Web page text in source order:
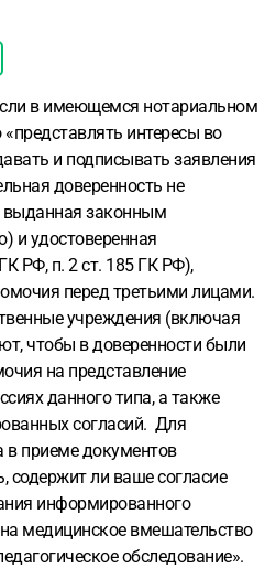
в имеющемся нотариальном
интересы во
и подписывать заявления
доверенность не
выданная законным
и удостоверенная
РФ, п. 2 ст. 185 ГК РФ),
перед третьими лицами.
учреждения (включая
чтобы в доверенности были
на представление
данного типа, а также
согласий. Для
в приеме документов
содержит ли ваше согласие
информированного
медицинское вмешательство
обследование».